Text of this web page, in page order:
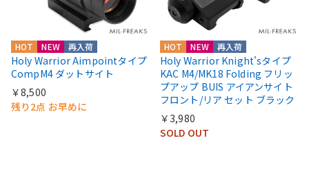
HOT NEW 再入荷
Holy Warrior Aimpointタイプ
CompM4 ダットサイト
￥8,500
残り2点 お早めに
HOT NEW 再入荷
Holy Warrior Knight'sタイプ
KAC M4/MK18 Folding フリッ
プアップ BUIS アイアンサイト
フロント/リア セット ブラック
￥3,980
SOLD OUT